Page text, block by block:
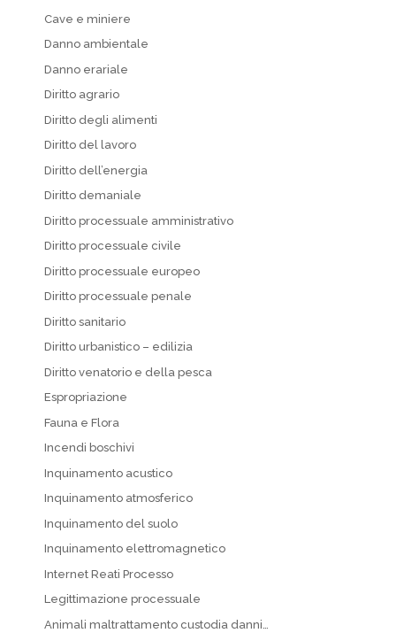
Cave e miniere
Danno ambientale
Danno erariale
Diritto agrario
Diritto degli alimenti
Diritto del lavoro
Diritto dell’energia
Diritto demaniale
Diritto processuale amministrativo
Diritto processuale civile
Diritto processuale europeo
Diritto processuale penale
Diritto sanitario
Diritto urbanistico – edilizia
Diritto venatorio e della pesca
Espropriazione
Fauna e Flora
Incendi boschivi
Inquinamento acustico
Inquinamento atmosferico
Inquinamento del suolo
Inquinamento elettromagnetico
Internet Reati Processo
Legittimazione processuale
Animali maltrattamento custodia danni…